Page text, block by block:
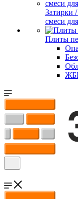
Затирки
смеси
Плиты